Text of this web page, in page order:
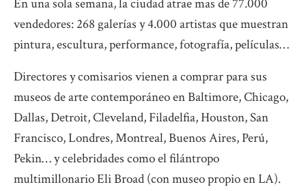
En una sola semana, la ciudad atrae mas de 77.000
vendedores: 268 galerías y 4.000 artistas que muestran
pintura, escultura, performance, fotografía, películas…
Directores y comisarios vienen a comprar para sus
museos de arte contemporáneo en Baltimore, Chicago,
Dallas, Detroit, Cleveland, Filadelfia, Houston, San
Francisco, Londres, Montreal, Buenos Aires, Perú,
Pekin… y celebridades como el filántropo
multimillonario Eli Broad (con museo propio en LA).